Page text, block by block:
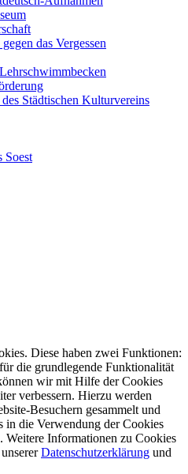
das Vergessen
Städtischen Kulturvereins
Soest
Diese haben zwei Funktionen:
die grundlegende Funktionalität
wir mit Hilfe der Cookies
verbessern. Hierzu werden
Besuchern gesammelt und
in die Verwendung der Cookies
Weitere Informationen zu Cookies
Datenschutzerklärung und